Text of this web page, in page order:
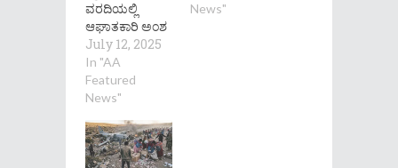
ವರದಿಯಲ್ಲಿ
ಆಘಾತಕಾರಿ ಅಂಶ
July 12, 2025
In "AA
Featured
News"
News"